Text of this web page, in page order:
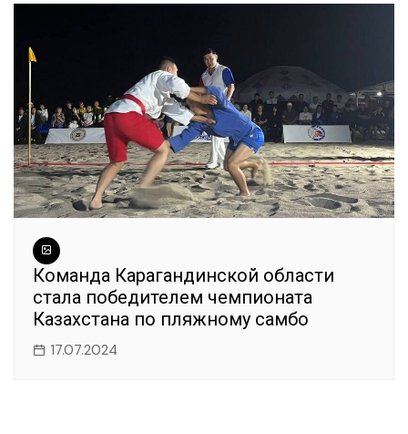
Команда Карагандинской области
стала победителем чемпионата
Казахстана по пляжному самбо
17.07.2024